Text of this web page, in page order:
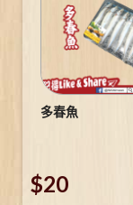
多春魚
$20